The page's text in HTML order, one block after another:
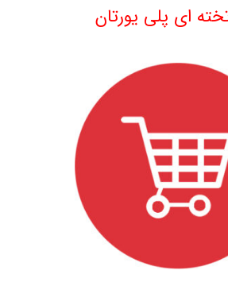
ای پلی یورتان